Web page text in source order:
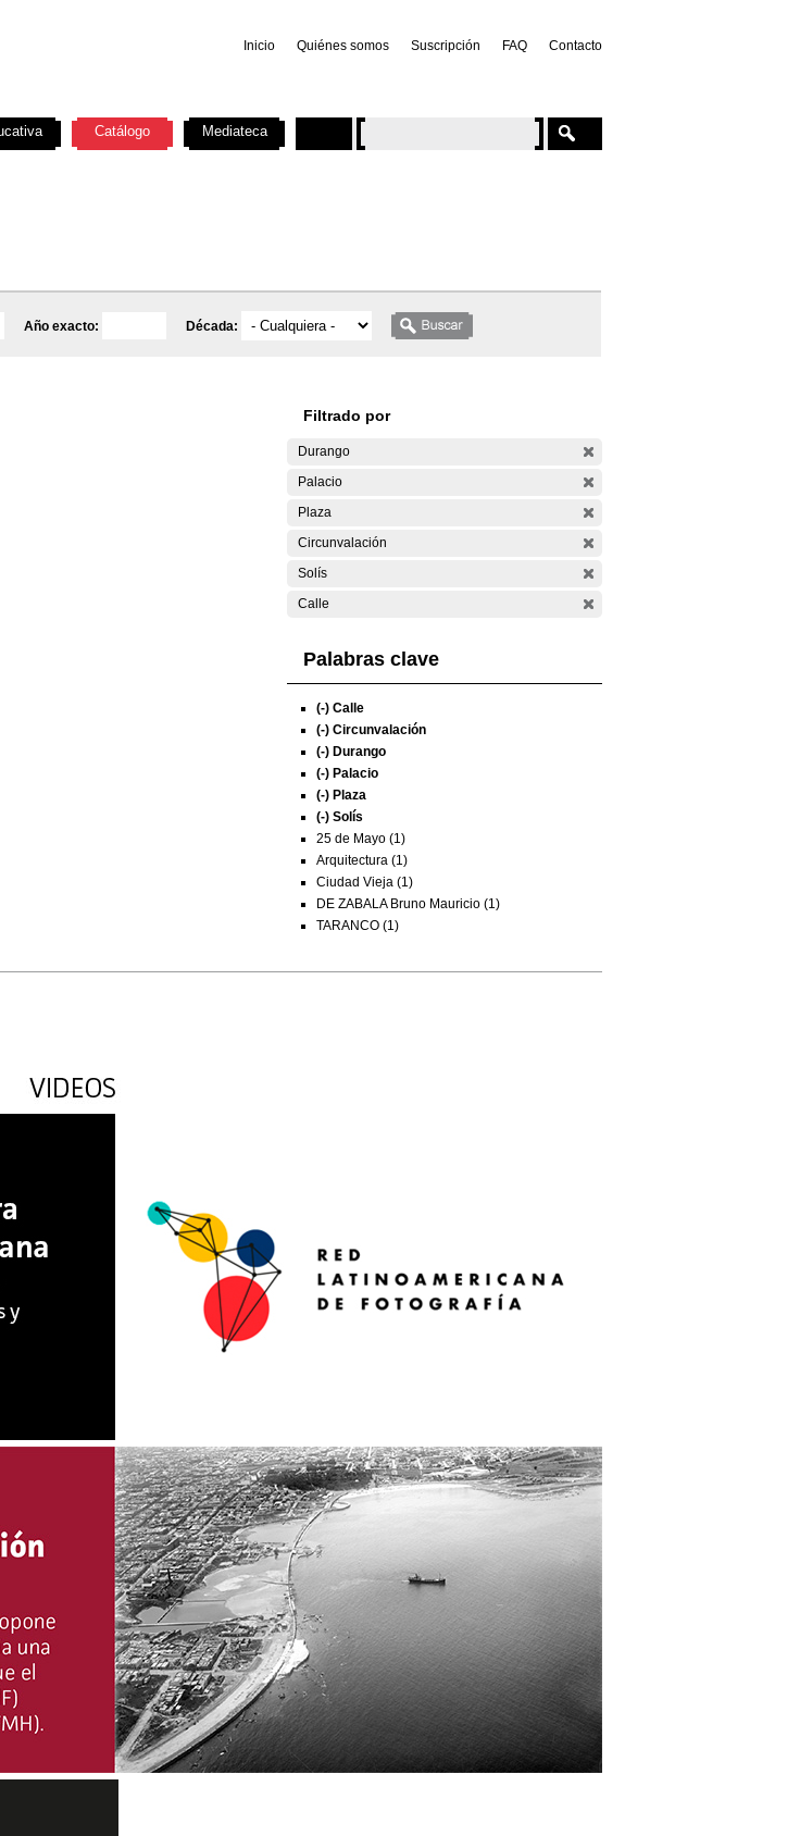
Inicio Quiénes somos Suscripción FAQ Contacto
Año exacto: Década:
Filtrado por
Durango
Palacio
Plaza
Circunvalación
Solís
Calle
Palabras clave
(-) Calle
(-) Circunvalación
(-) Durango
(-) Palacio
(-) Plaza
(-) Solís
25 de Mayo (1)
Arquitectura (1)
Ciudad Vieja (1)
DE ZABALA Bruno Mauricio (1)
TARANCO (1)
Catálogo Mediateca